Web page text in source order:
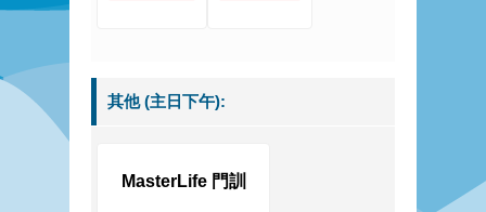
其他 (主日下午):
MasterLife 門訓